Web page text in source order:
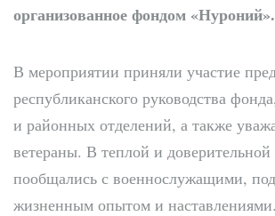
организованное фондом «Нуроний».
В мероприятии приняли участие
республиканского руководства
и районных отделений, а также
ветераны. В теплой и
пообщались с военнослужащими,
жизненным опытом и наставлениями.